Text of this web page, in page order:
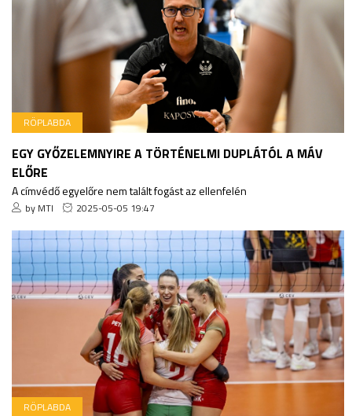
RÖPLABDA
EGY GYŐZELEMNYIRE A TÖRTÉNELMI DUPLÁTÓL A MÁV
ELŐRE
A címvédő egyelőre nem talált fogást az ellenfelén
by MTI 2025-05-05 19:47
RÖPLABDA